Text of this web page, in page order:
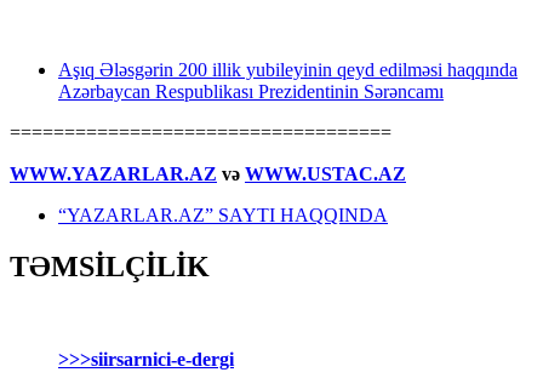
Aşıq Ələsgərin 200 illik yubileyinin qeyd edilməsi haqqında
Azərbaycan Respublikası Prezidentinin Sərəncamı
===================================
WWW.YAZARLAR.AZ və WWW.USTAC.AZ
“YAZARLAR.AZ” SAYTI HAQQINDA
TƏMSİLÇİLİK
>>>siirsarnici-e-dergi